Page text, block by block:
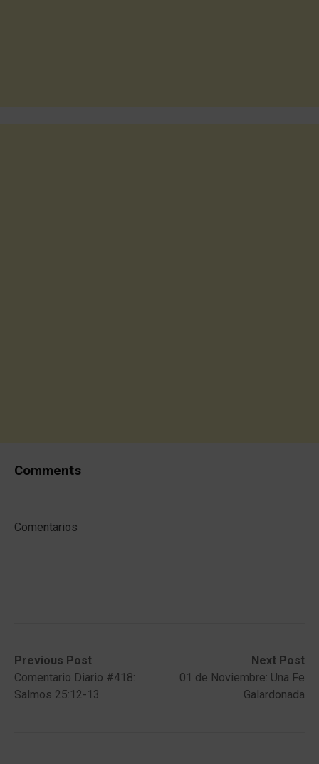
Comments
Comentarios
Post
navigation
Previous Post
Previous
post:Comentario Diario #418:
Salmos 25:12-13
Next Post
Next
post:
01 de Noviembre: Una Fe
Galardonada